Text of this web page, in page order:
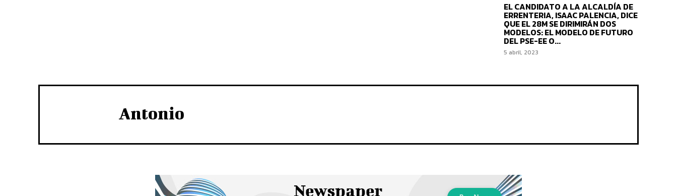
EL CANDIDATO A LA ALCALDÍA DE
ERRENTERIA, ISAAC PALENCIA, DICE
QUE EL 28M SE DIRIMIRÁN DOS
MODELOS: EL MODELO DE FUTURO
DEL PSE-EE O...
5 abril, 2023
Antonio